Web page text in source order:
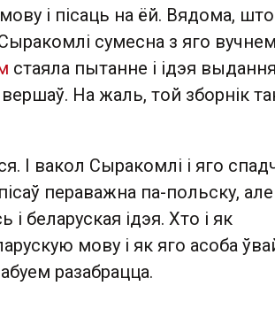
і пісаць на ёй. Вядома,
сумесна з яго вучнем
стаяла пытанне і ідэя выдання
На жаль, той зборнік
І вакол Сыракомлі і яго
пераважна па-польску,
і беларуская ідэя. Хто і як
мову і як яго асоба
разабрацца.